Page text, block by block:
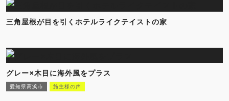
三角屋根が目を引くホテルライクテイストの家
グレー×木目に海外風をプラス
愛知県高浜市 施主様の声